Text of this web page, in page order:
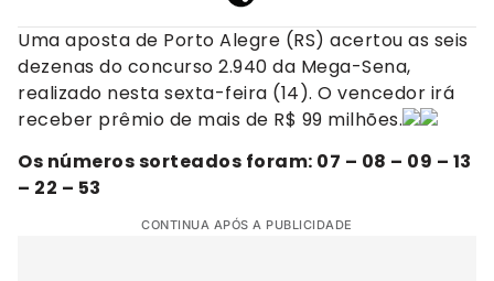
Uma aposta de Porto Alegre (RS) acertou as seis
dezenas do concurso 2.940 da Mega-Sena,
realizado nesta sexta-feira (14). O vencedor irá
receber prêmio de mais de R$ 99 milhões.
Os números sorteados foram: 07 – 08 – 09 – 13
– 22 – 53
CONTINUA APÓS A PUBLICIDADE